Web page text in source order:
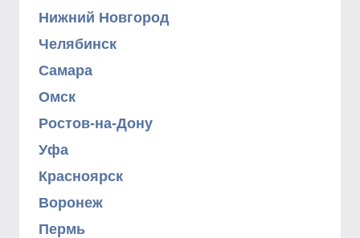
Нижний Новгород
Челябинск
Самара
Омск
Ростов-на-Дону
Уфа
Красноярск
Воронеж
Пермь